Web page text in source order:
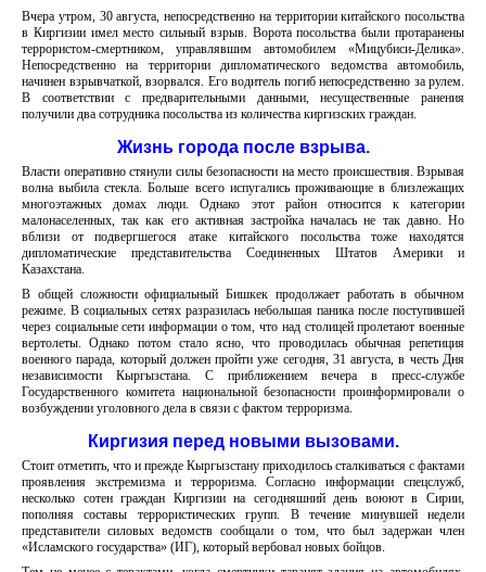
Вчера утром, 30 августа, непосредственно на территории китайского посольства
в Киргизии имел место сильный взрыв. Ворота посольства были протаранены
террористом-смертником, управлявшим автомобилем «Мицубиси-Делика».
Непосредственно на территории дипломатического ведомства автомобиль,
начинен взрывчаткой, взорвался. Его водитель погиб непосредственно за рулем.
В соответствии с предварительными данными, несущественные ранения
получили два сотрудника посольства из количества киргизских граждан.
Жизнь города после взрыва.
Власти оперативно стянули силы безопасности на место происшествия. Взрывая
волна выбила стекла. Больше всего испугались проживающие в близлежащих
многоэтажных домах люди. Однако этот район относится к категории
малонаселенных, так как его активная застройка началась не так давно. Но
вблизи от подвергшегося атаке китайского посольства тоже находятся
дипломатические представительства Соединенных Штатов Америки и
Казахстана.
В общей сложности официальный Бишкек продолжает работать в обычном
режиме. В социальных сетях разразилась небольшая паника после поступившей
через социальные сети информации о том, что над столицей пролетают военные
вертолеты. Однако потом стало ясно, что проводилась обычная репетиция
военного парада, который должен пройти уже сегодня, 31 августа, в честь Дня
независимости Кыргызстана. С приближением вечера в пресс-службе
Государственного комитета национальной безопасности проинформировали о
возбуждении уголовного дела в связи с фактом терроризма.
Киргизия перед новыми вызовами.
Стоит отметить, что и прежде Кыргызстану приходилось сталкиваться с фактами
проявления экстремизма и терроризма. Согласно информации спецслужб,
несколько сотен граждан Киргизии на сегодняшний день воюют в Сирии,
пополняя составы террористических групп. В течение минувшей недели
представители силовых ведомств сообщали о том, что был задержан член
«Исламского государства» (ИГ), который вербовал новых бойцов.